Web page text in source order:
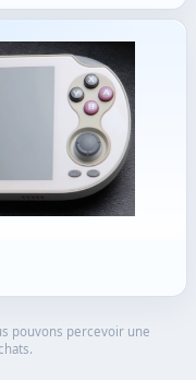
pouvons percevoir une